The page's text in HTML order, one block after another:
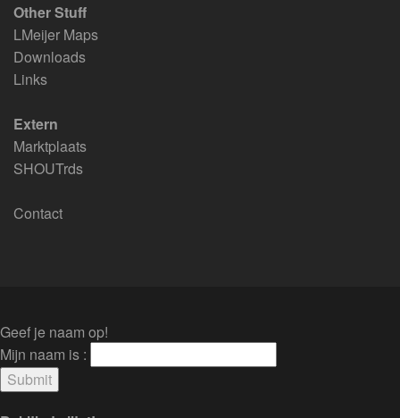
Other Stuff
LMeijer Maps
Downloads
Links
Extern
Marktplaats
SHOUTrds
Contact
Geef je naam op!
Mijn naam is :